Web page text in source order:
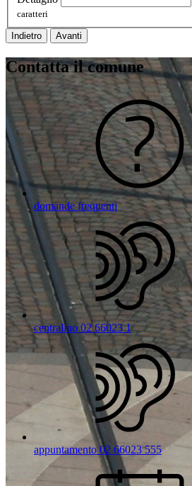
caratteri
Indietro Avanti
Contatta il comune
domande frequenti
centralino 02 66023 1
appuntamento 02 66023 555